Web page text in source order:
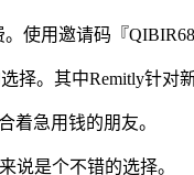
使用邀请码『
择。其中Remitly针对
着急用钱的朋友。
说是个不错的选择。